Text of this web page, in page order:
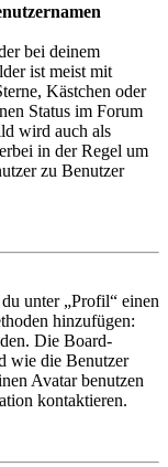
bei deinem
ist meist mit
Kästchen oder
Status im Forum
wird auch als
in der Regel um
zu Benutzer
unter „Profil“ einen
hinzufügen:
Die Board-
wie die Benutzer
Avatar benutzen
kontaktieren.